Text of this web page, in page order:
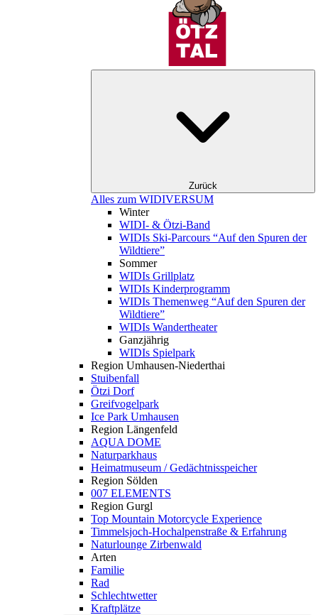
Zurück
Alles zum WIDIVERSUM
Winter
WIDI- & Ötzi-Band
WIDIs Ski-Parcours “Auf den Spuren der
Wildtiere”
Sommer
WIDIs Grillplatz
WIDIs Kinderprogramm
WIDIs Themenweg “Auf den Spuren der
Wildtiere”
WIDIs Wandertheater
Ganzjährig
WIDIs Spielpark
Region Umhausen-Niederthai
Stuibenfall
Ötzi Dorf
Greifvogelpark
Ice Park Umhausen
Region Längenfeld
AQUA DOME
Naturparkhaus
Heimatmuseum / Gedächtnisspeicher
Region Sölden
007 ELEMENTS
Region Gurgl
Top Mountain Motorcycle Experience
Timmelsjoch-Hochalpenstraße & Erfahrung
Naturlounge Zirbenwald
Arten
Familie
Rad
Schlechtwetter
Kraftplätze